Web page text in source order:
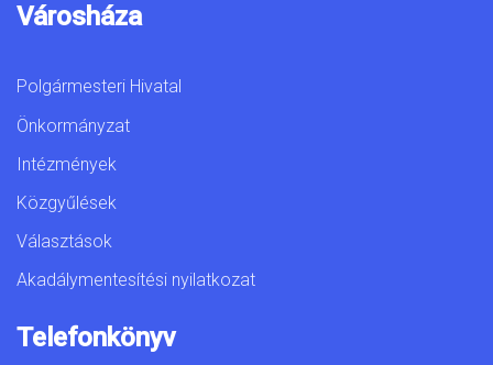
Városháza
Polgármesteri Hivatal
Önkormányzat
Intézmények
Közgyűlések
Választások
Akadálymentesítési nyilatkozat
Telefonkönyv